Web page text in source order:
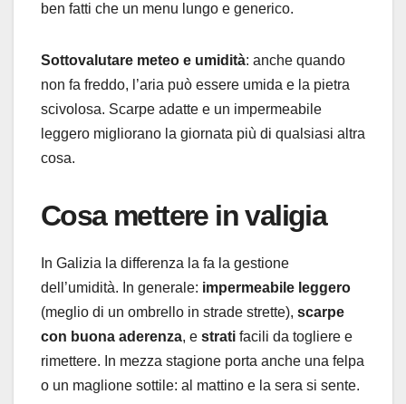
ben fatti che un menu lungo e generico.
Sottovalutare meteo e umidità: anche quando
non fa freddo, l’aria può essere umida e la pietra
scivolosa. Scarpe adatte e un impermeabile
leggero migliorano la giornata più di qualsiasi altra
cosa.
Cosa mettere in valigia
In Galizia la differenza la fa la gestione
dell’umidità. In generale: impermeabile leggero
(meglio di un ombrello in strade strette), scarpe
con buona aderenza, e strati facili da togliere e
rimettere. In mezza stagione porta anche una felpa
o un maglione sottile: al mattino e la sera si sente.